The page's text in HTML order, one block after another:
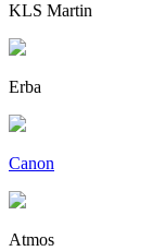
KLS Martin
Erba
Canon
Atmos